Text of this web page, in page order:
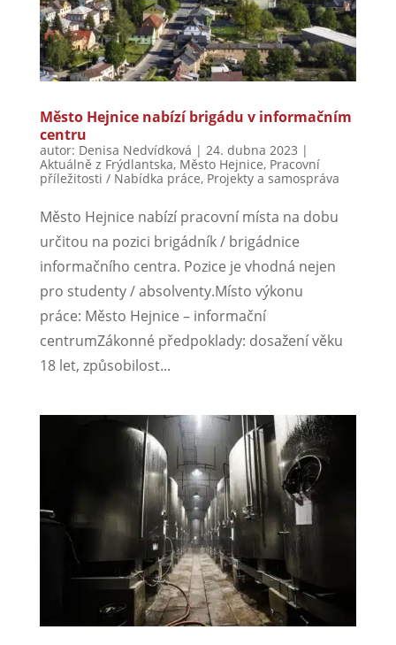
Město Hejnice nabízí brigádu v informačním
centru
autor: Denisa Nedvídková | 24. dubna 2023 |
Aktuálně z Frýdlantska, Město Hejnice, Pracovní
příležitosti / Nabídka práce, Projekty a samospráva
Město Hejnice nabízí pracovní místa na dobu
určitou na pozici brigádník / brigádnice
informačního centra. Pozice je vhodná nejen
pro studenty / absolventy.Místo výkonu
práce: Město Hejnice – informační
centrumZákonné předpoklady: dosažení věku
18 let, způsobilost...